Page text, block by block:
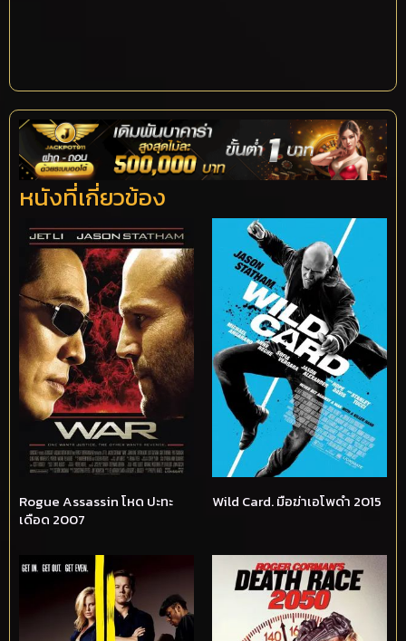
หนังที่เกี่ยวข้อง
Rogue Assassin โหด ปะทะ
เดือด 2007
Wild Card. มือฆ่าเอโพดำ 2015